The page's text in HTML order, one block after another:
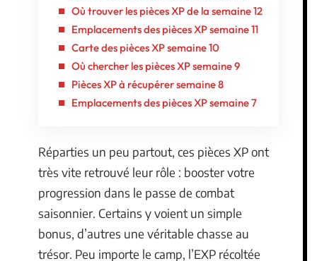
Où trouver les pièces XP de la semaine 12
Emplacements des pièces XP semaine 11
Carte des pièces XP semaine 10
Où chercher les pièces XP semaine 9
Pièces XP à récupérer semaine 8
Emplacements des pièces XP semaine 7
Réparties un peu partout, ces pièces XP ont
très vite retrouvé leur rôle : booster votre
progression dans le passe de combat
saisonnier. Certains y voient un simple
bonus, d’autres une véritable chasse au
trésor. Peu importe le camp, l’EXP récoltée